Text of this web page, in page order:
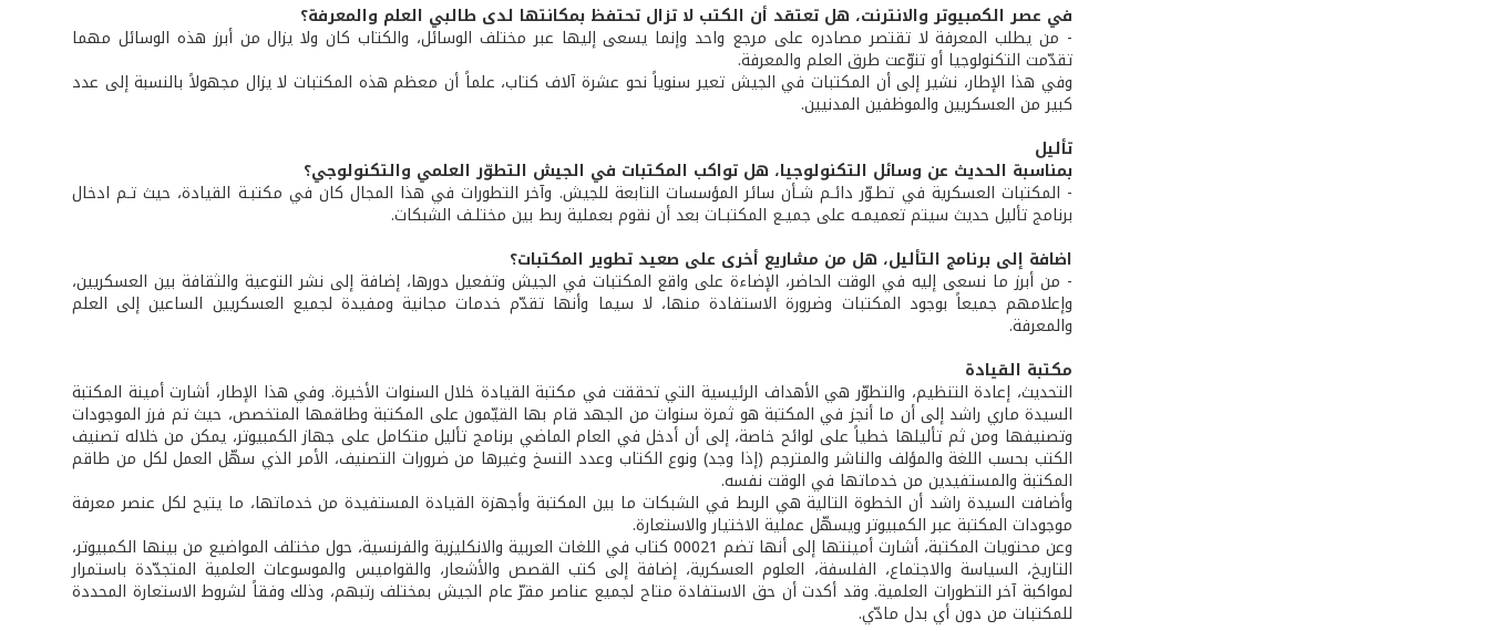
في عصر الكمبيوتر والانترنت، هل تعتقد أن الكتب لا تزال تحتفظ بمكانتها لدى طالبي العلم والمعرفة؟
- من يطلب المعرفة لا تقتصر مصادره على مرجع واحد وإنما يسعى إليها عبر مختلف الوسائل، والكتاب كان ولا يزال من أبرز هذه الوسائل مهما
تقدّمت التكنولوجيا أو تنوّعت طرق العلم والمعرفة.
وفي هذا الإطار، نشير إلى أن المكتبات في الجيش تعير سنوياً نحو عشرة آلاف كتاب، علماً أن معظم هذه المكتبات لا يزال مجهولاً بالنسبة إلى عدد
كبير من العسكريين والموظفين المدنيين.
تأليل
بمناسبة الحديث عن وسائل التكنولوجيا، هل تواكب المكتبات في الجيش التطوّر العلمي والتكنولوجي؟
- المكتبات العسكرية في تطـوّر دائـم شـأن سائر المؤسسات التابعة للجيش. وآخر التطورات في هذا المجال كان في مكتبـة القيادة، حيث تـم ادخال
برنامج تأليل حديث سيتم تعميمـه على جميـع المكتبـات بعد أن نقوم بعملية ربط بين مختلـف الشبكات.
اضافة إلى برنامج التأليل، هل من مشاريع أخرى على صعيد تطوير المكتبات؟
- من أبرز ما نسعى إليه في الوقت الحاضر، الإضاءة على واقع المكتبات في الجيش وتفعيل دورها، إضافة إلى نشر التوعية والثقافة بين العسكريين،
وإعلامهم جميعاً بوجود المكتبات وضرورة الاستفادة منها، لا سيما وأنها تقدّم خدمات مجانية ومفيدة لجميع العسكريين الساعين إلى العلم
والمعرفة.
مكتبة القيادة
التحديث، إعادة التنظيم، والتطوّر هي الأهداف الرئيسية التي تحققت في مكتبة القيادة خلال السنوات الأخيرة. وفي هذا الإطار، أشارت أمينة المكتبة
السيدة ماري راشد إلى أن ما أنجز في المكتبة هو ثمرة سنوات من الجهد قام بها القيّمون على المكتبة وطاقمها المتخصص، حيث تم فرز الموجودات
وتصنيفها ومن ثم تأليلها خطياً على لوائح خاصة، إلى أن أدخل في العام الماضي برنامج تأليل متكامل على جهاز الكمبيوتر، يمكن من خلاله تصنيف
الكتب بحسب اللغة والمؤلف والناشر والمترجم (إذا وجد) ونوع الكتاب وعدد النسخ وغيرها من ضرورات التصنيف، الأمر الذي سهّل العمل لكل من طاقم
المكتبة والمستفيدين من خدماتها في الوقت نفسه.
وأضافت السيدة راشد أن الخطوة التالية هي الربط في الشبكات ما بين المكتبة وأجهزة القيادة المستفيدة من خدماتها، ما يتيح لكل عنصر معرفة
موجودات المكتبة عبر الكمبيوتر ويسهّل عملية الاختيار والاستعارة.
وعن محتويات المكتبة، أشارت أمينتها إلى أنها تضم 00021 كتاب في اللغات العربية والانكليزية والفرنسية، حول مختلف المواضيع من بينها الكمبيوتر،
التاريخ، السياسة والاجتماع، الفلسفة، العلوم العسكرية، إضافة إلى كتب القصص والأشعار، والقواميس والموسوعات العلمية المتجدّدة باستمرار
لمواكبة آخر التطورات العلمية. وقد أكدت أن حق الاستفادة متاح لجميع عناصر مقرّ عام الجيش بمختلف رتبهم، وذلك وفقاً لشروط الاستعارة المحددة
للمكتبات من دون أي بدل مادّي.